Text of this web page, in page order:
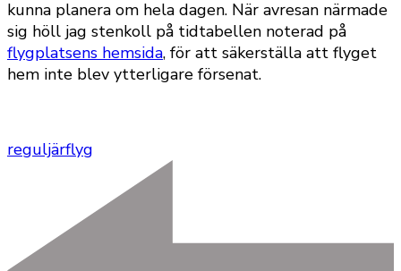
kunna planera om hela dagen. När avresan närmade
sig höll jag stenkoll på tidtabellen noterad på
flygplatsens hemsida, för att säkerställa att flyget
hem inte blev ytterligare försenat.
reguljärflyg